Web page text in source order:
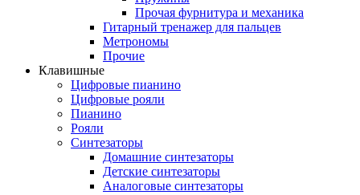
Прочая фурнитура и механика
Гитарный тренажер для пальцев
Метрономы
Прочие
Клавишные
Цифровые пианино
Цифровые рояли
Пианино
Рояли
Синтезаторы
Домашние синтезаторы
Детские синтезаторы
Аналоговые синтезаторы